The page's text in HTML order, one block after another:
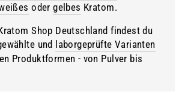
odergelbes Kratom.
Shop Deutschland findest du
und
laborgeprüfte Varianten
Produktformen - von Pulver bis